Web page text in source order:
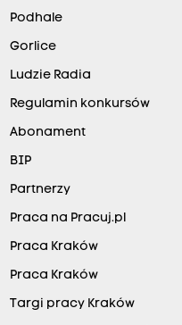
Podhale
Gorlice
Ludzie Radia
Regulamin konkursów
Abonament
BIP
Partnerzy
Praca na Pracuj.pl
Praca Kraków
Praca Kraków
Targi pracy Kraków